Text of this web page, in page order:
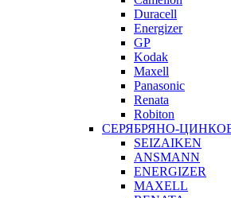
Duracell
Energizer
GP
Kodak
Maxell
Panasonic
Renata
Robiton
СЕРЯБРЯНО-
SEIZAIKEN
ANSMANN
ENERGIZER
MAXELL